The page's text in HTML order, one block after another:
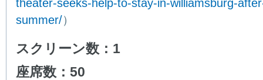
theater-seeks-help-to-stay-in-williamsburg-
summer/）
スクリーン数：1
座席数：50